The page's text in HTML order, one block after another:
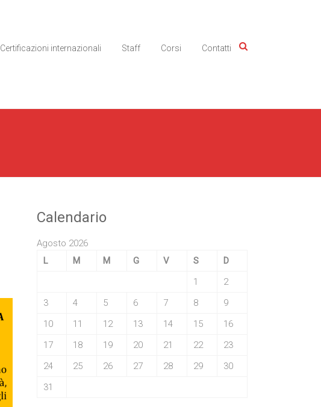
Certificazioni internazionali Staff Corsi Contatti
Calendario
Agosto 2026
L
M M G V S
D
1
2
3
4 5 6 7 8
9
10
11 12 13 14 15
16
17
18 19 20 21 22
23
24
25 26 27 28 29
30
31